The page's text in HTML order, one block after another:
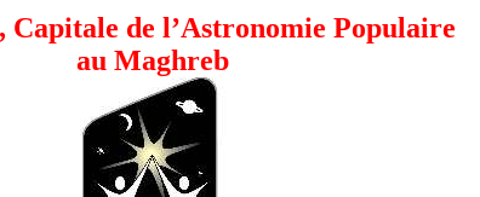
Capitale de l’Astronomie Populaire
au Maghreb